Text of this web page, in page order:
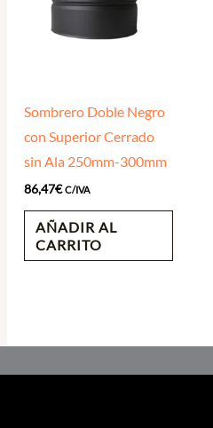
Sombrero Doble Negro
con Superior Cerrado
sin Ala 250mm-300mm
86,47€ C/IVA
AÑADIR AL
CARRITO